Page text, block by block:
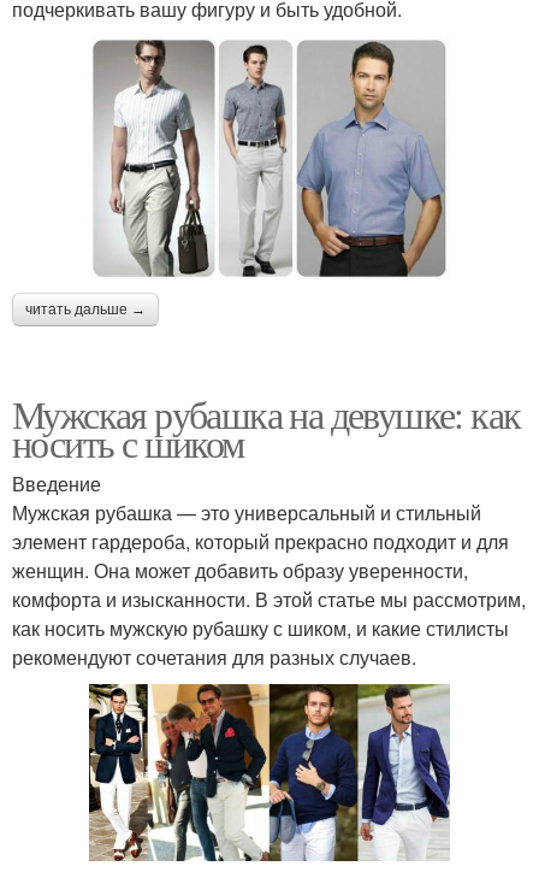
подчеркивать вашу фигуру и быть удобной.
читать дальше →
Мужская рубашка на девушке: как
носить с шиком
Введение
Мужская рубашка — это универсальный и стильный
элемент гардероба, который прекрасно подходит и для
женщин. Она может добавить образу уверенности,
комфорта и изысканности. В этой статье мы рассмотрим,
как носить мужскую рубашку с шиком, и какие стилисты
рекомендуют сочетания для разных случаев.